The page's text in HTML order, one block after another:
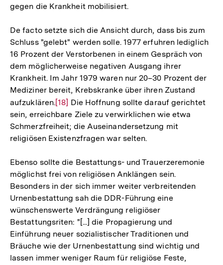
gegen die Krankheit mobilisiert.
De facto setzte sich die Ansicht durch, dass bis zum
Schluss "gelebt" werden solle. 1977 erfuhren lediglich
16 Prozent der Verstorbenen in einem Gespräch von
dem möglicherweise negativen Ausgang ihrer
Krankheit. Im Jahr 1979 waren nur 20–30 Prozent der
Mediziner bereit, Krebskranke über ihren Zustand
aufzuklären.Zur
Auflösung
der
Fußnote
[18] Die Hoffnung sollte darauf gerichtet
sein, erreichbare Ziele zu verwirklichen wie etwa
Schmerzfreiheit; die Auseinandersetzung mit
religiösen Existenzfragen war selten.
Ebenso sollte die Bestattungs- und Trauerzeremonie
möglichst frei von religiösen Anklängen sein.
Besonders in der sich immer weiter verbreitenden
Urnenbestattung sah die DDR-Führung eine
wünschenswerte Verdrängung religiöser
Bestattungsriten: "[...] die Propagierung und
Einführung neuer sozialistischer Traditionen und
Bräuche wie der Urnenbestattung sind wichtig und
lassen immer weniger Raum für religiöse Feste,